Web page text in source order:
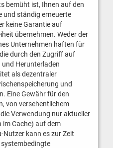
bemüht ist, Ihnen auf den
und ständig erneuerte
keine Garantie auf
übernehmen. Weder der
Unternehmen haften für
durch den Zugriff auf
und Herunterladen
als dezentraler
und
Eine Gewähr für den
von versehentlichem
Verwendung nur aktueller
im Cache) auf dem
kann es zur Zeit